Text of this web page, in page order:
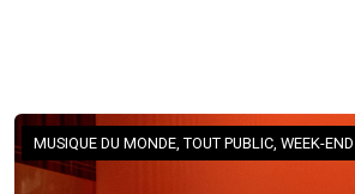
MUSIQUE DU MONDE, TOUT PUBLIC, WEEK-